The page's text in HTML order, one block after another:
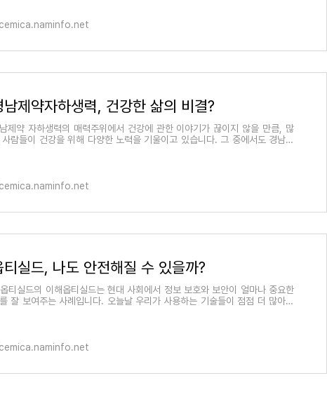
남제약자하생력, 건강한 삶의 비결?
제약 자하생력의 매력주위에서 건강에 관한 이야기가 끊이지 않을 만큼, 많
사람들이 건강을 위해 다양한 노력을 기울이고 있습니다. 그 중에서도 경남제
티실드, 나도 안전해질 수 있을까?
티실드의 이해옵티실드는 현대 사회에서 정보 보호와 보안이 얼마나 중요한
잘 보여주는 사례입니다. 오늘날 우리가 사용하는 기술들이 점점 더 많아짐